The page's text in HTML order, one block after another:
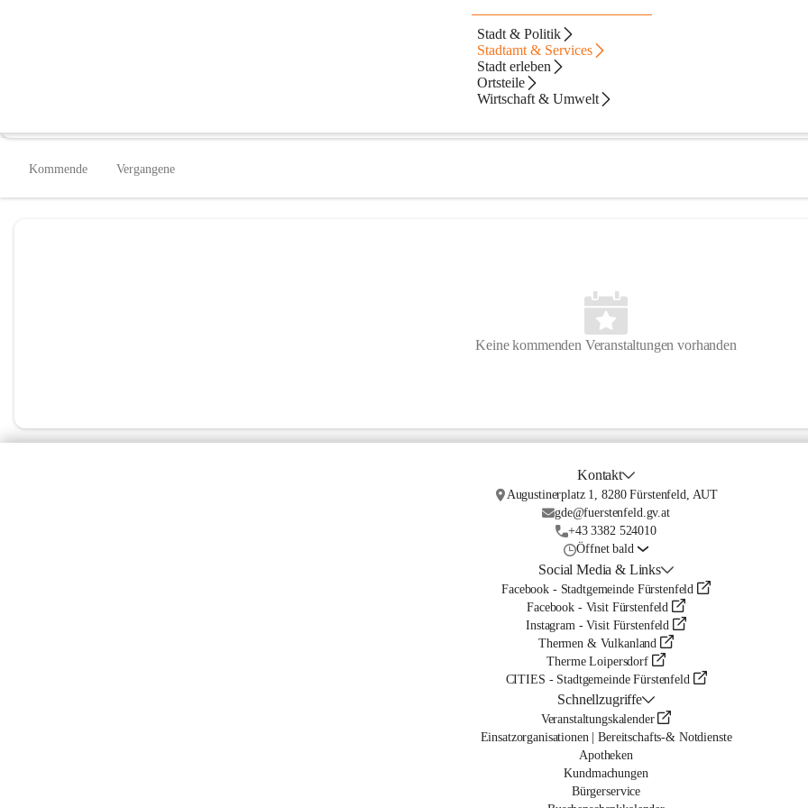
Stadt & Politik
Stadtamt & Services
Stadt erleben
Ortsteile
Wirtschaft & Umwelt
Kommende Vergangene
Keine kommenden Veranstaltungen vorhanden
Kontakt
Augustinerplatz 1, 8280 Fürstenfeld, AUT
gde@fuerstenfeld.gv.at
+43 3382 524010
Öffnet bald
Social Media & Links
Facebook - Stadtgemeinde Fürstenfeld
Facebook - Visit Fürstenfeld
Instagram - Visit Fürstenfeld
Thermen & Vulkanland
Therme Loipersdorf
CITIES - Stadtgemeinde Fürstenfeld
Schnellzugriffe
Veranstaltungskalender
Einsatzorganisationen | Bereitschafts-& Notdienste
Apotheken
Kundmachungen
Bürgerservice